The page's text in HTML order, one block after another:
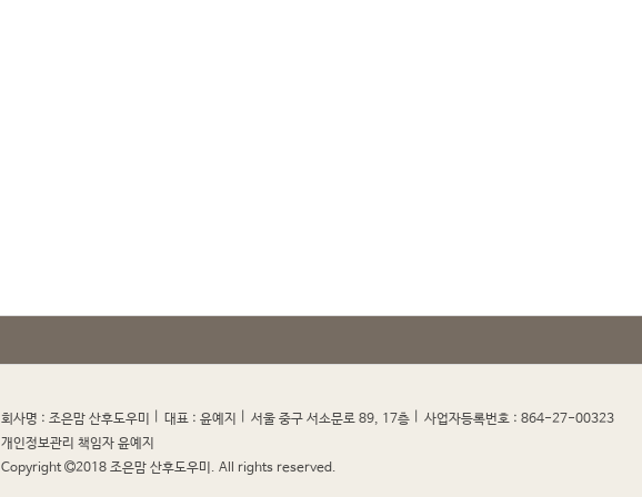
회사명 : 조은맘 산후도우미 대표 : 윤예지 서울 중구 서소문로 89, 17층 사업자등록번호 : 864-27-00323
개인정보관리 책임자 윤예지
Copyright
2018 조은맘 산후도우미. All rights reserved.